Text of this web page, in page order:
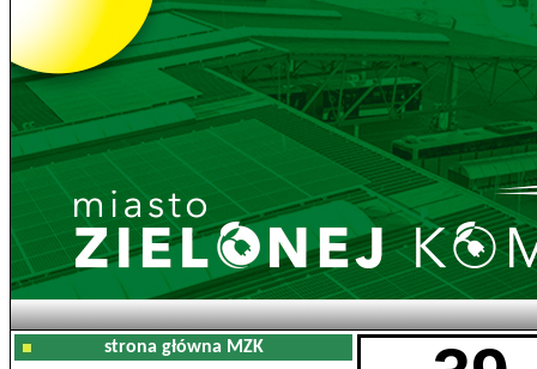
strona główna MZK